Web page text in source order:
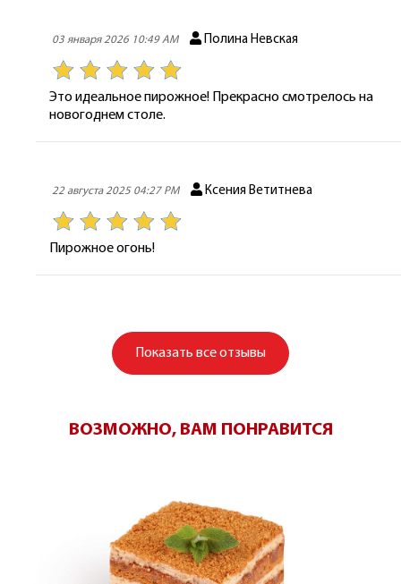
03 января 2026 10:49 AM Полина Невская
Это идеальное пирожное! Прекрасно смотрелось на
новогоднем столе.
22 августа 2025 04:27 PM Ксения Ветитнева
Пирожное огонь!
Показать все отзывы
ВОЗМОЖНО, ВАМ ПОНРАВИТСЯ